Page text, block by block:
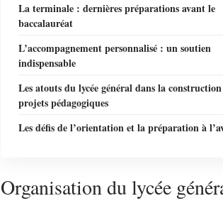
La terminale : dernières préparations avant le
baccalauréat
L’accompagnement personnalisé : un soutien
indispensable
Les atouts du lycée général dans la
projets pédagogiques
Les défis de l’orientation et la préparation à
Organisation du lycée